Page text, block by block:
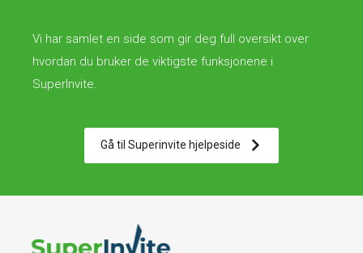
Vi har samlet en side som gir deg full oversikt over
hvordan du bruker de viktigste funksjonene i
SuperInvite.
Gå til Superinvite hjelpeside